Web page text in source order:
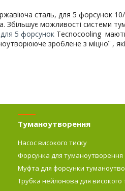
сталь, для 5 форсунок
можливості системи
5 форсунок Tecnocooling
зроблене з міцної ,
Туманоутворення
Насос високого тиску
Форсунка для туманоутворення
Муфта для форсунки
Трубка нейлонова для високого